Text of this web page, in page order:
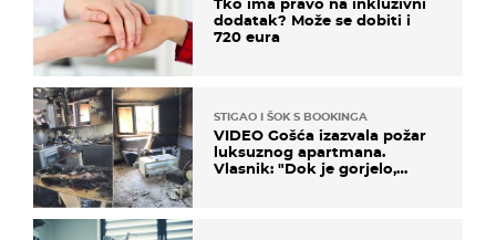
dodatak? Može se dobiti i
720 eura
STIGAO I ŠOK S BOOKINGA
VIDEO Gošća izazvala požar
luksuznog apartmana.
Vlasnik: "Dok je gorjelo,